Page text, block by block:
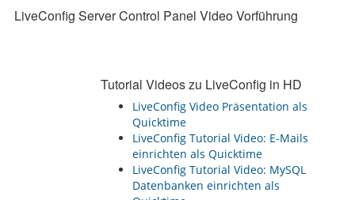
LiveConfig Server Control Panel Video Vorführung
Tutorial Videos zu LiveConfig in HD
LiveConfig Video Präsentation als
Quicktime
LiveConfig Tutorial Video: E-Mails
einrichten als Quicktime
LiveConfig Tutorial Video: MySQL
Datenbanken einrichten als